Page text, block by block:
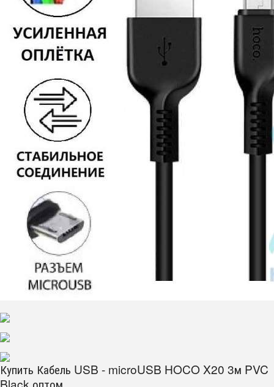
Купить Кабель USB - microUSB HOCO X20 3м PVC
Black оптом